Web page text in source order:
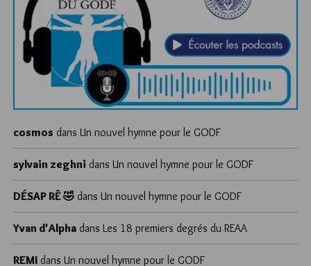
cosmos dans Un nouvel hymne pour le GODF
sylvain zeghni dans Un nouvel hymne pour le GODF
DÉSAP RÊ 🤣 dans Un nouvel hymne pour le GODF
Yvan d'Alpha dans Les 18 premiers degrés du REAA
REMI dans Un nouvel hymne pour le GODF